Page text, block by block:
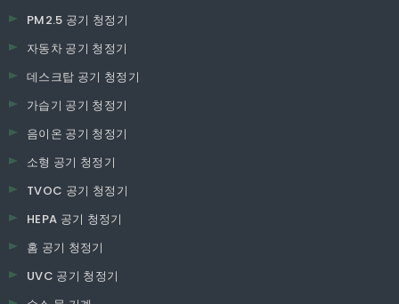
PM2.5 공기 청정기
자동차 공기 청정기
데스크탑 공기 청정기
가습기 공기 청정기
음이온 공기 청정기
소형 공기 청정기
TVOC 공기 청정기
HEPA 공기 청정기
홈 공기 청정기
UVC 공기 청정기